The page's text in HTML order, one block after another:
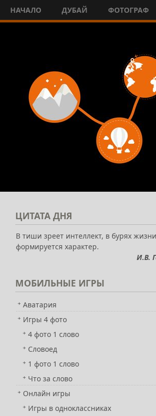
НАЧАЛО ДУБАЙ ФОТОГРАФ
ЦИТАТА ДНЯ
В тиши зреет интеллект, в бурях жизни
формируется характер.
И.В.
МОБИЛЬНЫЕ ИГРЫ
Аватария
Игры 4 фото
4 фото 1 слово
Словоед
1 фото 1 слово
Что за слово
Онлайн игры
Игры в одноклассниках